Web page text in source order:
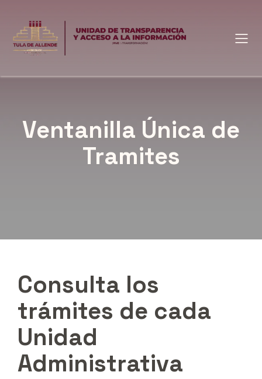
Ventanilla Única de
Tramites
Consulta los
trámites de cada
Unidad
Administrativa